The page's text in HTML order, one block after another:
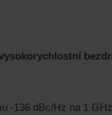
-136 dBc/Hz na 1